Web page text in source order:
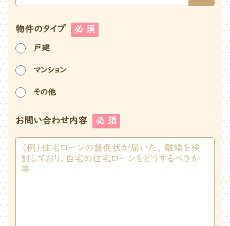
物件のタイプ 必 須
戸建
マンション
その他
お問い合わせ内容 必 須